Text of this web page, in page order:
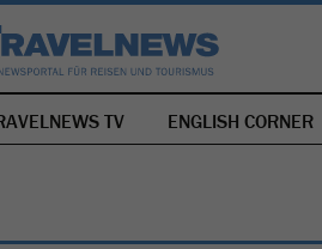
NAVIGATION
ÜBERSPRINGEN
TV ENGLISH CORNER